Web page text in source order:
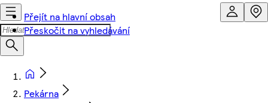
Přejít na hlavní obsah
Přeskočit na vyhledávání
Pekárna